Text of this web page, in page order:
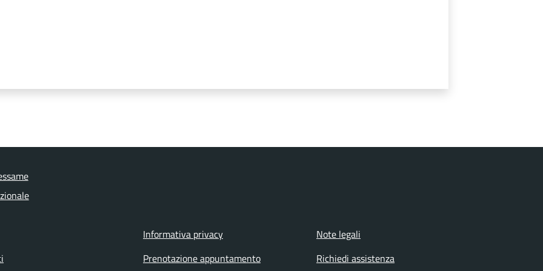
Informativa privacy
Note legali
Prenotazione appuntamento Richiedi assistenza